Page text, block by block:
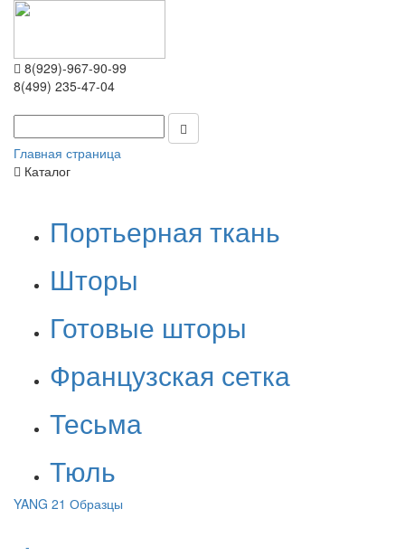
8(929)-967-90-99
8(499) 235-47-04
Главная страница
Каталог
Портьерная ткань
Шторы
Готовые шторы
Французская сетка
Тесьма
Тюль
YANG 21 Образцы
-